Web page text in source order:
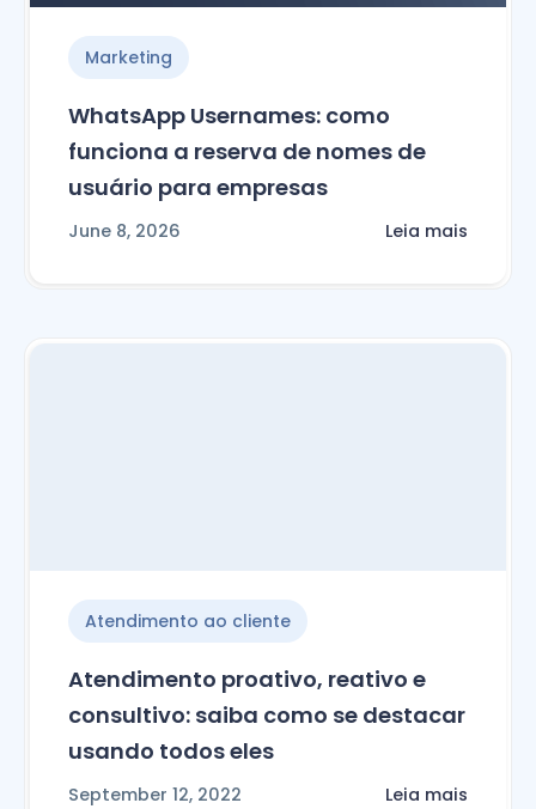
Marketing
WhatsApp Usernames: como
funciona a reserva de nomes de
usuário para empresas
June 8, 2026 Leia mais
Atendimento ao cliente
Atendimento proativo, reativo e
consultivo: saiba como se destacar
usando todos eles
September 12, 2022 Leia mais